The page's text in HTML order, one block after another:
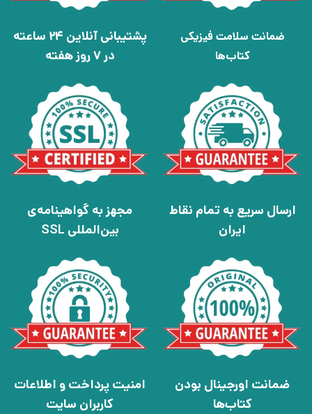
ضمانت سلامت فیزیکی
کتاب‌ها
پشتیبانی آنلاین 24 ساعته
در 7 روز هفته
ارسال سریع به تمام نقاط
ایران
مجهز به گواهینامه‌ی
بین‌المللی SSL
ضمانت اورجینال بودن
کتاب‌ها
امنیت پرداخت و اطلاعات
کاربران سایت